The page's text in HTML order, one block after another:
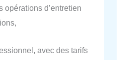
opérations d’entretien
avec des tarifs